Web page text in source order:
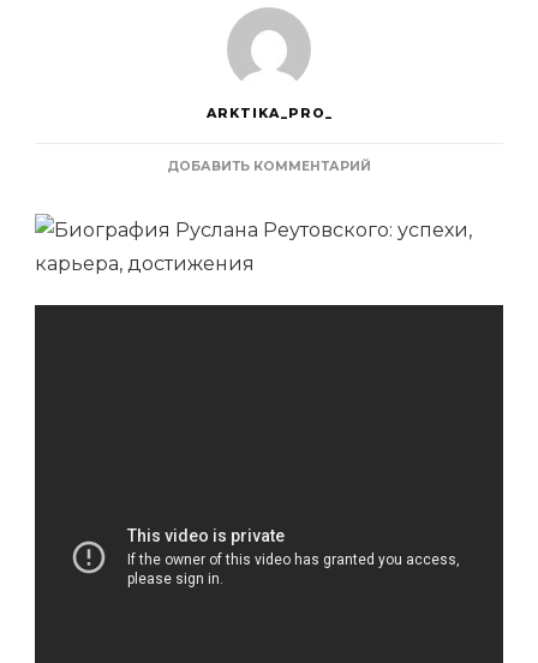
ARKTIKA_PRO_
ДОБАВИТЬ КОММЕНТАРИЙ
РАЗРАБОТЧИК